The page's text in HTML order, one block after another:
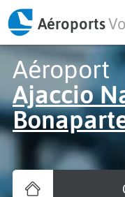
Aéroports
Aéroport
Ajaccio